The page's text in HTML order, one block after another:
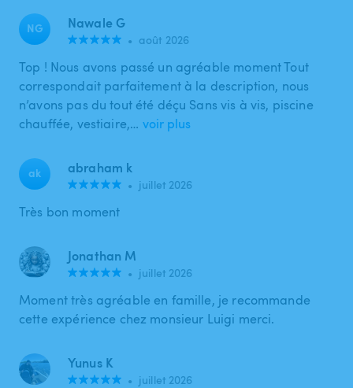
NG Nawale G
• août 2026
Top ! Nous avons passé un agréable moment Tout
correspondait parfaitement à la description, nous
n’avons pas du tout été déçu Sans vis à vis, piscine
chauffée, vestiaire,… voir plus
ak abraham k
• juillet 2026
Très bon moment
Jonathan M
• juillet 2026
Moment très agréable en famille, je recommande
cette expérience chez monsieur Luigi merci.
Yunus K
• juillet 2026